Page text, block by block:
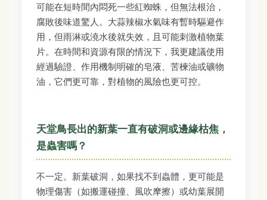
可能在短時間內悶死一些紅蜘蛛，但無法根治，
腐敗後味道驚人。大蒜辣椒水氣味有暫時驅避作
用，但雨淋或澆水後就失效，且可能刺激植物葉
片。在時間和資源有限的情況下，我更建議使用
經過驗證、作用機制明確的皂液、苦楝油或礦物
油，它們更可靠，對植物的風險也更可控。
天堂鳥長出的新葉一直有破洞或邊緣枯焦，
是蟲害嗎？
不一定。新葉破洞，如果找不到蟲體，更可能是
物理傷害（如搬運碰撞、風吹摩擦）或幼葉展開